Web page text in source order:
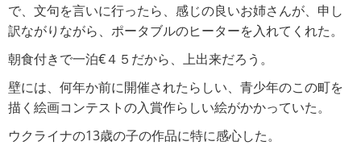
で、文句を言いに行ったら、感じの良いお姉さんが、申し
訳ながりながら、ポータブルのヒーターを入れてくれた。
朝食付きで一泊€４５だから、上出来だろう。
壁には、何年か前に開催されたらしい、青少年のこの町を
描く絵画コンテストの入賞作らしい絵がかかっていた。
ウクライナの13歳の子の作品に特に感心した。